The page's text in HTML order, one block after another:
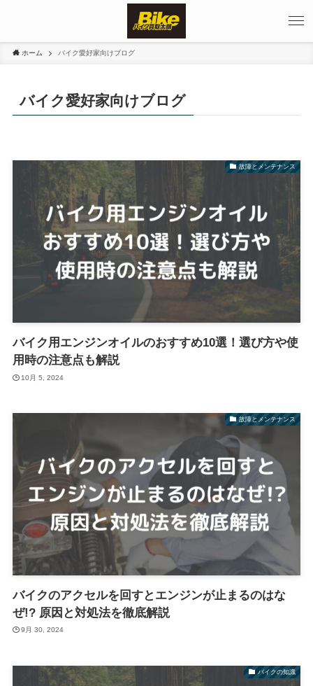
ホーム バイク愛好家向けブログ
バイク愛好家向けブログ
故障とメンテナンス
バイク用エンジンオイルのおすすめ10選！選び方や使
用時の注意点も解説
10月 5, 2024
故障とメンテナンス
バイクのアクセルを回すとエンジンが止まるのはな
ぜ!? 原因と対処法を徹底解説
9月 30, 2024
バイクの知識